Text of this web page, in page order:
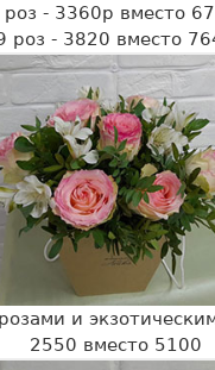
роз - 3360р вместо
роз - 3820 вместо
и
2550 вместо 5100